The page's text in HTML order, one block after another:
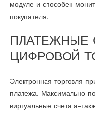
модуле и способен
покупателя.
ПЛАТЕЖНЫЕ
ЦИФРОВОЙ
Электронная торговля
платежа. Максимально
виртуальные счета а-